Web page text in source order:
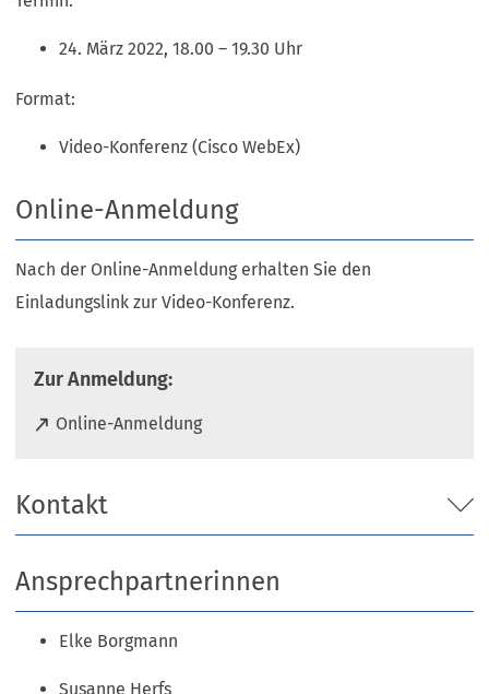
24. März 2022, 18.00 – 19.30 Uhr
Format:
Video-Konferenz (Cisco WebEx)
Online-Anmeldung
Nach der Online-Anmeldung erhalten Sie den
Einladungslink zur Video-Konferenz.
Zur Anmeldung:
Online-Anmeldung
(
f
n
i
n
e
n
Kontakt
Ansprechpartnerinnen
Elke Borgmann
Susanne Herfs